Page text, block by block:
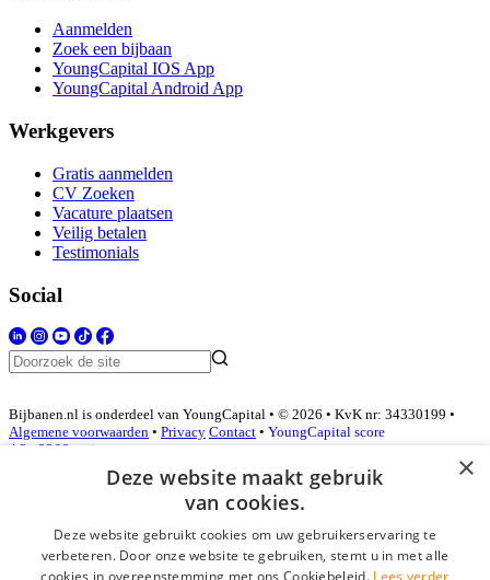
Aanmelden
Zoek een bijbaan
YoungCapital IOS App
YoungCapital Android App
Werkgevers
Gratis aanmelden
CV Zoeken
Vacature plaatsen
Veilig betalen
Testimonials
Social
Bijbanen.nl is onderdeel van YoungCapital • © 2026 • KvK nr: 34330199 •
Algemene voorwaarden • Privacy Contact • YoungCapital score
4.3 - 3366 reviews
Inloggen als bedrijf
*
×
Deze website maakt gebruik
van cookies.
Deze website gebruikt cookies om uw gebruikerservaring te
verbeteren. Door onze website te gebruiken, stemt u in met alle
cookies in overeenstemming met ons Cookiebeleid. Lees verder